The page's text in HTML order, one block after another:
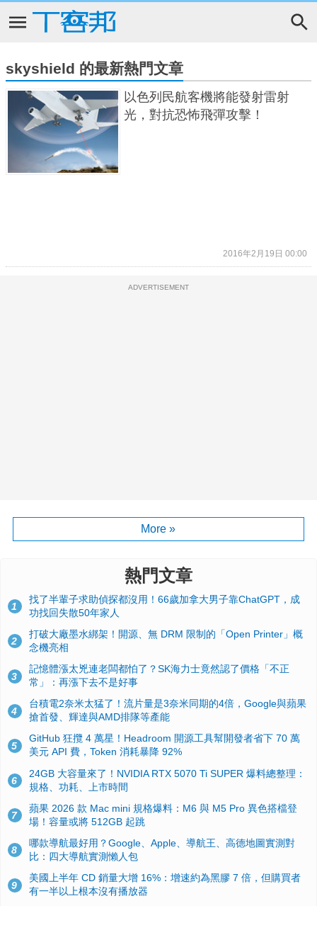
skyshield 的最新熱門文章
以色列民航客機將能發射雷射
光，對抗恐怖飛彈攻擊！
2016年2月19日 00:00
ADVERTISEMENT
More »
熱門文章
1
找了半輩子求助偵探都沒用！66歲加拿大男子靠ChatGPT，成
功找回失散50年家人
2
打破大廠墨水綁架！開源、無 DRM 限制的「Open Printer」概
念機亮相
3
記憶體漲太兇連老闆都怕了？SK海力士竟然認了價格「不正
常」：再漲下去不是好事
4
台積電2奈米太猛了！流片量是3奈米同期的4倍，Google與蘋果
搶首發、輝達與AMD排隊等產能
5
GitHub 狂攬 4 萬星！Headroom 開源工具幫開發者省下 70 萬
美元 API 費，Token 消耗暴降 92%
6
24GB 大容量來了！NVIDIA RTX 5070 Ti SUPER 爆料總整理：
規格、功耗、上市時間
7
蘋果 2026 款 Mac mini 規格爆料：M6 與 M5 Pro 異色搭檔登
場！容量或將 512GB 起跳
8
哪款導航最好用？Google、Apple、導航王、高德地圖實測對
比：四大導航實測懶人包
9
美國上半年 CD 銷量大增 16%：增速約為黑膠 7 倍，但購買者
有一半以上根本沒有播放器